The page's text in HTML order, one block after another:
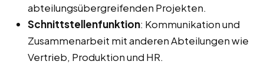
abteilungsübergreifenden Projekten.
Schnittstellenfunktion: Kommunikation und
Zusammenarbeit mit anderen Abteilungen wie
Vertrieb, Produktion und HR.